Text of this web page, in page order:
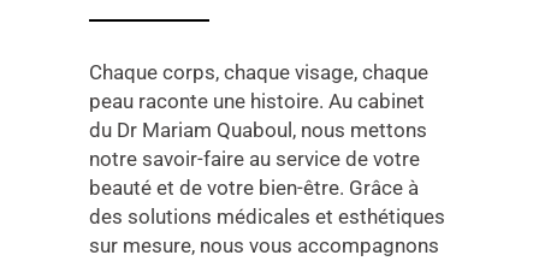
Chaque corps, chaque visage, chaque
peau raconte une histoire. Au cabinet
du Dr Mariam Quaboul, nous mettons
notre savoir-faire au service de votre
beauté et de votre bien-être. Grâce à
des solutions médicales et esthétiques
sur mesure, nous vous accompagnons